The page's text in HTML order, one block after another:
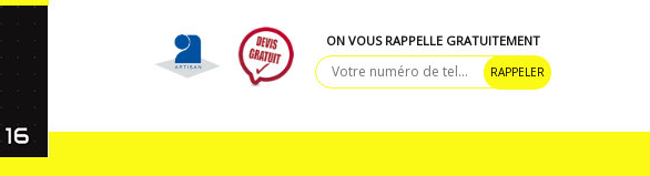
ON VOUS RAPPELLE GRATUITEMENT